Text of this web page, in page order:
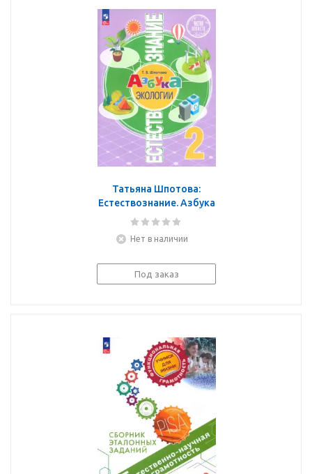
Татьяна Шпотова:
Естествознание. Азбука
экологии. 2 класс.
Нет в наличии
Под заказ